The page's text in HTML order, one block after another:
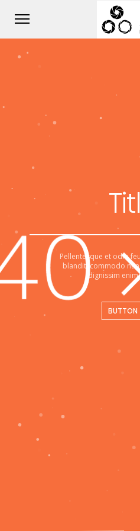
Pellentesque et odio
blandit, commodo
dignissim
BUTTON